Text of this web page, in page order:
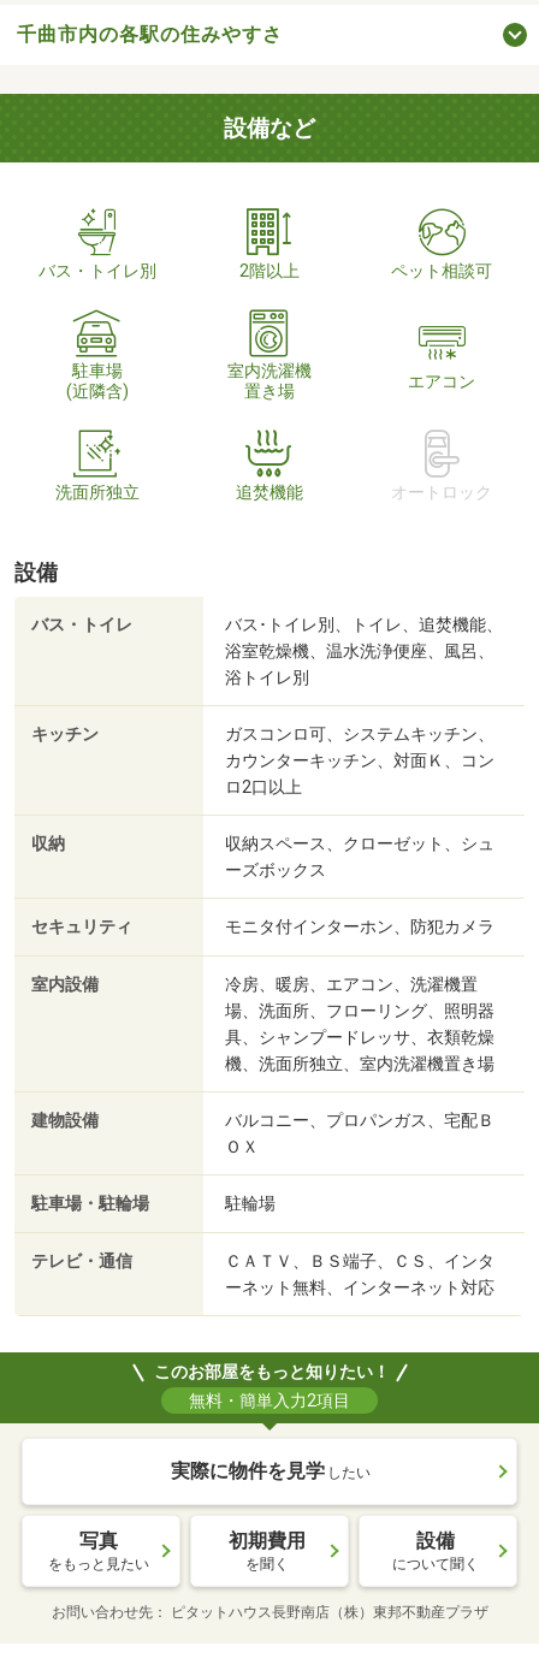
千曲市内の各駅の住みやすさ
設備など
バス・トイレ別 2階以上 ペット相談可
駐車場
(近隣含)
室内洗濯機
置き場
エアコン
洗面所独立 追焚機能 オートロック
設備
バス・トイレ
バス･トイレ別、トイレ、追焚機能、
浴室乾燥機、温水洗浄便座、風呂、
浴トイレ別
キッチン
ガスコンロ可、システムキッチン、
カウンターキッチン、対面Ｋ、コン
ロ2口以上
収納
収納スペース、クローゼット、シュ
ーズボックス
セキュリティ モニタ付インターホン、防犯カメラ
室内設備
冷房、暖房、エアコン、洗濯機置
場、洗面所、フローリング、照明器
具、シャンプードレッサ、衣類乾燥
機、洗面所独立、室内洗濯機置き場
建物設備
バルコニー、プロパンガス、宅配Ｂ
ＯＸ
駐車場・駐輪場 駐輪場
テレビ・通信
ＣＡＴＶ、ＢＳ端子、ＣＳ、インタ
ーネット無料、インターネット対応
このお部屋をもっと知りたい！
無料・簡単入力2項目
実際に物件を見学 したい
写真
をもっと見たい
初期費用
を聞く
設備
について聞く
お問い合わせ先 ピタットハウス長野南店（株）東邦不動産プラザ